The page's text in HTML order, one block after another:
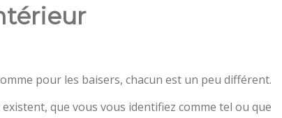
pour les baisers, chacun est un peu différent.
que vous vous identifiez comme tel ou que